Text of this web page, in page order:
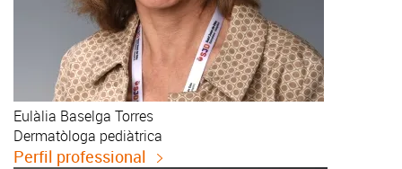
Eulàlia Baselga Torres
Dermatòloga pediàtrica
Perfil professional